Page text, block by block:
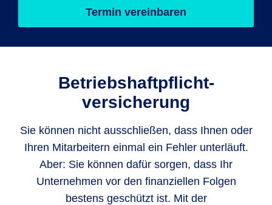
Termin vereinbaren
Betriebs­haftpflicht­
versicherung
Sie können nicht ausschließen, dass Ihnen oder
Ihren Mitarbeitern einmal ein Fehler unterläuft.
Aber: Sie können dafür sorgen, dass Ihr
Unternehmen vor den finanziellen Folgen
bestens geschützt ist. Mit der